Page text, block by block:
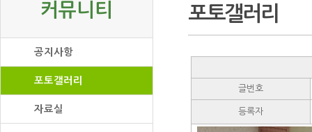
커뮤니티
공지사항
포토갤러리
자료실
포토갤러리
글번호
등록자